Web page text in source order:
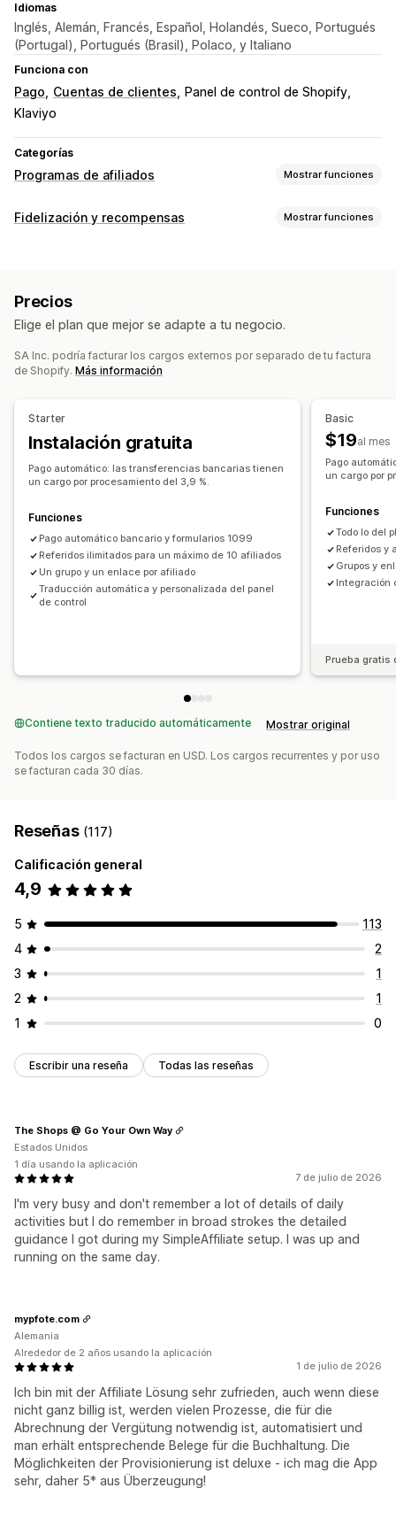
Idiomas
Inglés, Alemán, Francés, Español, Holandés, Sueco, Portugués
(Portugal), Portugués (Brasil), Polaco, y Italiano
Funciona con
Pago Cuentas de clientes Panel de control de Shopify
Klaviyo
Categorías
Programas de afiliados Mostrar funciones
Opciones de comisión
Gestión de recomendaciones
Seguimiento automático Creación de enlaces masiva
Seguimiento en tiempo real
Experiencia de afiliado
Paneles de control personalizados
Registro personalizado
Enlaces y descuentos personalizados
Dominio personalizado Formularios personalizados
Promoción de marca personalizada
Pagos de Cámara de Compensación Automatizada (ACH)
Pagos con tarjeta
Pagos programados
Fidelización y recompensas Mostrar funciones
Recomendaciones
Las recompensas que puedes ofrecer
Descuentos
Cupones Envío gratis Productos gratis
Precios
Elige el plan que mejor se adapte a tu negocio.
SA Inc. podría facturar los cargos externos por separado de tu factura
de Shopify. Más información
Starter
Instalación gratuita
Pago automático: las transferencias bancarias tienen
un cargo por procesamiento del 3,9 %.
Funciones
Pago automático bancario y formularios 1099
Referidos ilimitados para un máximo de 10 afiliados
Un grupo y un enlace por afiliado
Traducción automática y personalizada del panel
de control
Basic
$19al mes
Pago
un cargo por
Funciones
Todo lo del
Referidos y
Grupos y
Integración
Prueba gratis
Contiene texto traducido automáticamente Mostrar original
Todos los cargos se facturan en USD. Los cargos recurrentes y por uso
se facturan cada 30 días.
Reseñas (117)
Calificación general
4,9
5
113
4
2
3
1
2
1
1
0
Escribir una reseña Todas las reseñas
7 de julio de 2026
I'm very busy and don't remember a lot of details of daily
activities but I do remember in broad strokes the detailed
guidance I got during my SimpleAffiliate setup. I was up and
running on the same day.
The Shops @ Go Your Own Way
Estados Unidos
1 día usando la aplicación
1 de julio de 2026
Ich bin mit der Affiliate Lösung sehr zufrieden, auch wenn diese
nicht ganz billig ist, werden vielen Prozesse, die für die
Abrechnung der Vergütung notwendig ist, automatisiert und
man erhält entsprechende Belege für die Buchhaltung. Die
Möglichkeiten der Provisionierung ist deluxe - ich mag die App
sehr, daher 5* aus Überzeugung!
mypfote.com
Alemania
Alrededor de 2 años usando la aplicación